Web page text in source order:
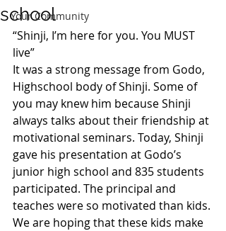
Your Community
school
“Shinji, I’m here for you. You MUST
live”
It was a strong message from Godo,
Highschool body of Shinji. Some of
you may knew him because Shinji
always talks about their friendship at
motivational seminars. Today, Shinji
gave his presentation at Godo’s
junior high school and 835 students
participated. The principal and
teaches were so motivated than kids.
We are hoping that these kids make